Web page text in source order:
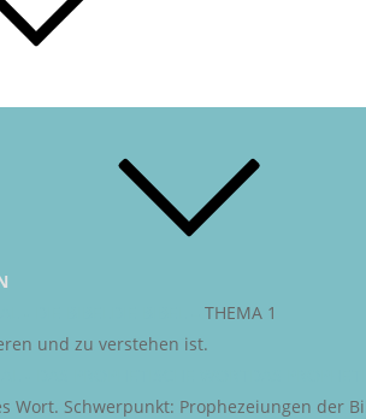
THEMA 1
und zu verstehen ist.
Wort. Schwerpunkt: Prophezeiungen der